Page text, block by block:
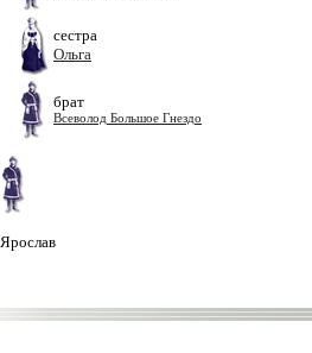
сестра
Ольга
брат
Всеволод Большое Гнездо
Ярослав